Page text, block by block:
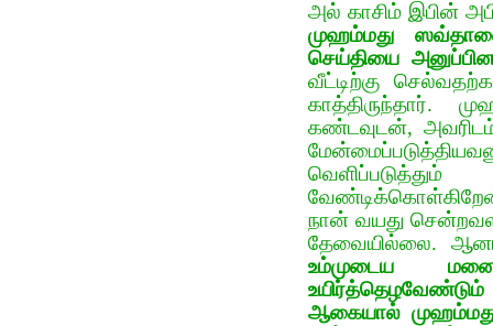
அல் காசிம் இபின்
முஹம்மது
செய்தியை
வீட்டிற்கு
காத்திருந்தார்.
கண்டவுடன்,
நான் வயது
தேவையில்லை.
உம்முடைய
உயிர்த்தெழவேண்டும்
ஆகையால்